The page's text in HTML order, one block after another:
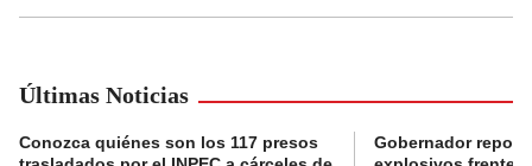
Últimas Noticias
Conozca quiénes son los 117 presos
Gobernador